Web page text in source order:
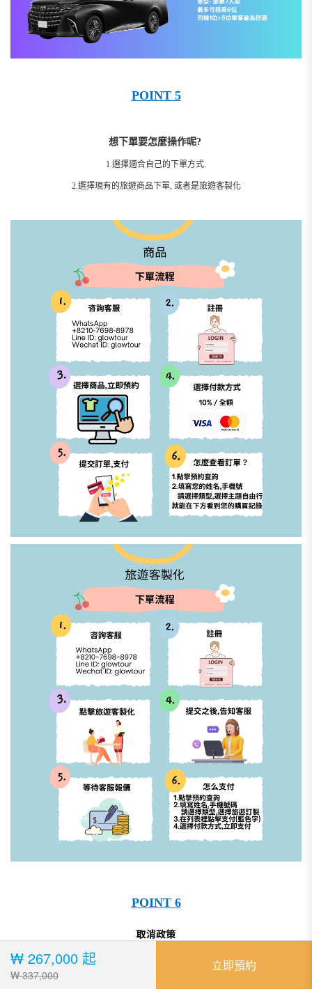
₩ 267,000 起
₩ 337,000
立即預約
POINT 5
想下單要怎麼操作呢?
1.選擇適合自己的下單方式.
2.選擇現有的旅遊商品下單, 或者是旅遊客製化
POINT 6